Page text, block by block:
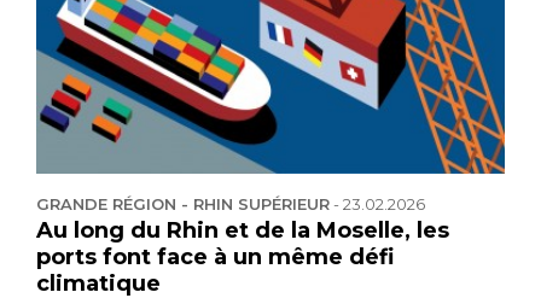
GRANDE RÉGION - RHIN SUPÉRIEUR-23.02.2026
Au long du Rhin et de la Moselle, les
ports font face à un même défi
climatique